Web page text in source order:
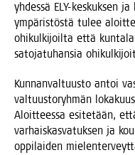
yhdes­sä ELY-kes­kuk­sen
ympä­ris­tös­tä tulee
ohi­kul­ki­joil­ta että
sato­ja­tu­han­sia
Kun­nan­val­tuus­to antoi
val­tuus­to­ryh­män
Aloit­tees­sa esi­te­tään,
var­hais­kas­va­tuk­sen ja
oppi­lai­den